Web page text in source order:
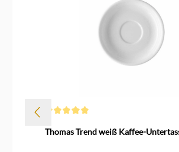
Thomas Trend weiß Kaffee-